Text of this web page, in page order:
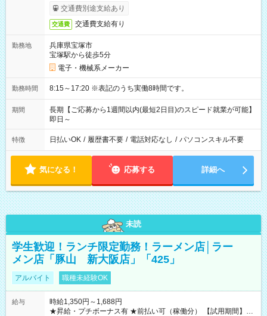
交通費別途支給あり
交通費 交通費支給有り
勤務地
兵庫県宝塚市
宝塚駅から徒歩5分
電子・機械系メーカー
勤務時間 8:15～17:20 ※表記のうち実働8時間です。
期間
長期【ご応募から1週間以内(最短2日目)のスピード就業が可能】
即日～
特徴 日払いOK / 履歴書不要 / 電話対応なし / パソコンスキル不要
気になる！ 応募する 詳細へ
未読
学生歓迎！ランチ限定勤務！ラーメン店│ラー
メン店「豚山 新大阪店」「425」
アルバイト 職種未経験OK
給与
時給1,350円～1,688円
★昇給・プチボーナス有 ★前払い可（稼働分） 【試用期間】試